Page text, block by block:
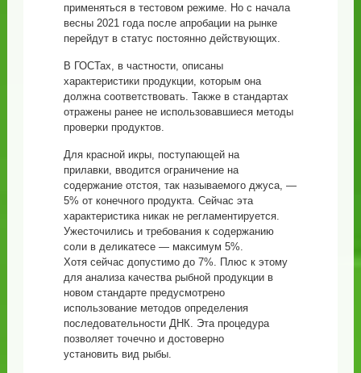
применяться в тестовом режиме. Но с начала
весны 2021 года после апробации на рынке
перейдут в статус постоянно действующих.
В ГОСТах, в частности, описаны
характеристики продукции, которым она
должна соответствовать. Также в стандартах
отражены ранее не использовавшиеся методы
проверки продуктов.
Для красной икры, поступающей на
прилавки, вводится ограничение на
содержание отстоя, так называемого джуса, —
5% от конечного продукта. Сейчас эта
характеристика никак не регламентируется.
Ужесточились и требования к содержанию
соли в деликатесе — максимум 5%.
Хотя сейчас допустимо до 7%. Плюс к этому
для анализа качества рыбной продукции в
новом стандарте предусмотрено
использование методов определения
последовательности ДНК. Эта процедура
позволяет точечно и достоверно
установить вид рыбы.